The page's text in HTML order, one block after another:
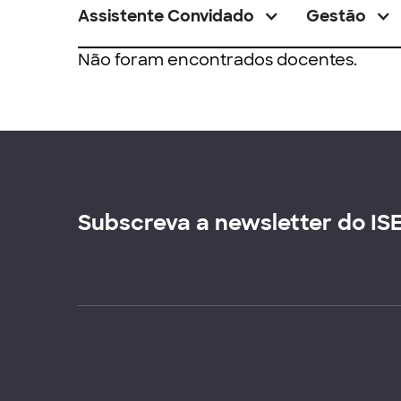
Assistente Convidado Gestão
Não foram encontrados docentes.
Subscreva a newsletter do